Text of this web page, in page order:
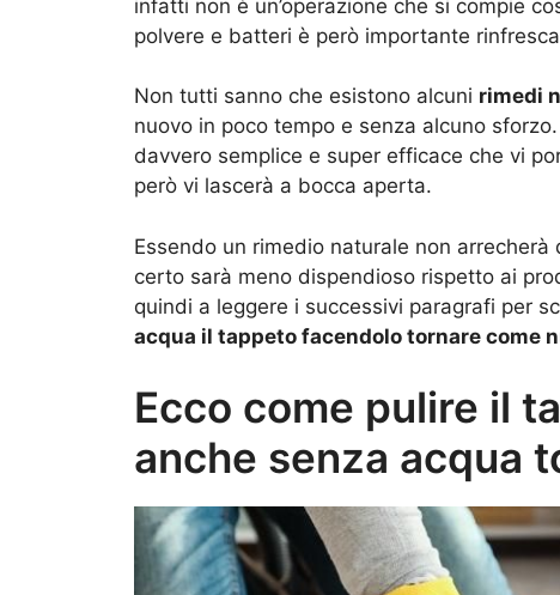
infatti non è un’operazione che si compie
polvere e batteri è però importante
Non tutti sanno che esistono alcuni rimedi
nuovo in poco tempo e senza alcuno
davvero semplice e super efficace che vi
però vi lascerà a bocca aperta.
Essendo un rimedio naturale non
certo sarà meno dispendioso rispetto ai
quindi a leggere i successivi paragrafi per
acqua il tappeto facendolo tornare come
Ecco come pulire il
anche senza acqua